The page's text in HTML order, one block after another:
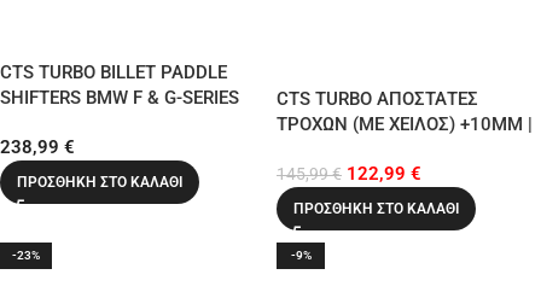
CTS TURBO BILLET PADDLE
SHIFTERS BMW F & G-SERIES
238,99 €
ΠΡΟΣΘΉΚΗ ΣΤΟ ΚΑΛΆΘΙ
CTS TURBO ΑΠΟΣΤΑΤΕΣ
ΤΡΟΧΩΝ (ΜΕ ΧΕΙΛΟΣ) +10MM |
145,99€ 122,99 €
ΠΡΟΣΘΉΚΗ ΣΤΟ ΚΑΛΆΘΙ
-23% -9%